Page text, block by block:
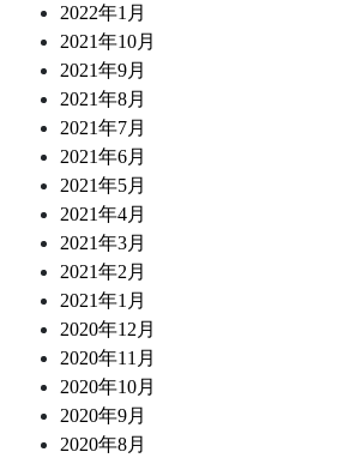
2022年1月
2021年10月
2021年9月
2021年8月
2021年7月
2021年6月
2021年5月
2021年4月
2021年3月
2021年2月
2021年1月
2020年12月
2020年11月
2020年10月
2020年9月
2020年8月